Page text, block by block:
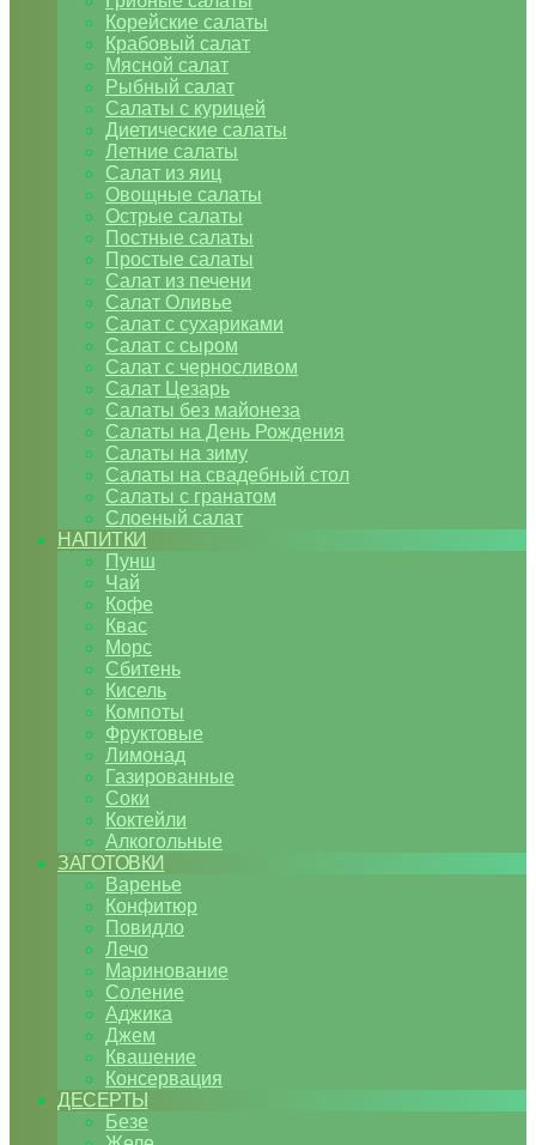
Корейские салаты
Крабовый салат
Мясной салат
Рыбный салат
Салаты с курицей
Диетические салаты
Летние салаты
Салат из яиц
Овощные салаты
Острые салаты
Постные салаты
Простые салаты
Салат из печени
Салат Оливье
Салат с сухариками
Салат с сыром
Салат с черносливом
Салат Цезарь
Салаты без майонеза
Салаты на День Рождения
Салаты на зиму
Салаты на свадебный стол
Салаты с гранатом
Слоеный салат
НАПИТКИ
Пунш
Чай
Кофе
Квас
Морс
Сбитень
Кисель
Компоты
Фруктовые
Лимонад
Газированные
Соки
Коктейли
Алкогольные
ЗАГОТОВКИ
Варенье
Конфитюр
Повидло
Лечо
Маринование
Соление
Аджика
Джем
Квашение
Консервация
ДЕСЕРТЫ
Безе